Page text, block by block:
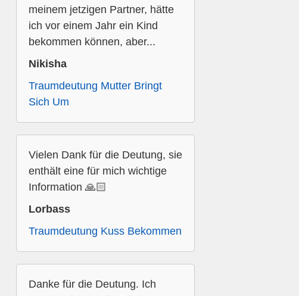
meinem jetzigen Partner, hätte
ich vor einem Jahr ein Kind
bekommen können, aber...
Nikisha
Traumdeutung Mutter Bringt
Sich Um
Vielen Dank für die Deutung, sie
enthält eine für mich wichtige
Information 🙏🏻
Lorbass
Traumdeutung Kuss Bekommen
Danke für die Deutung. Ich